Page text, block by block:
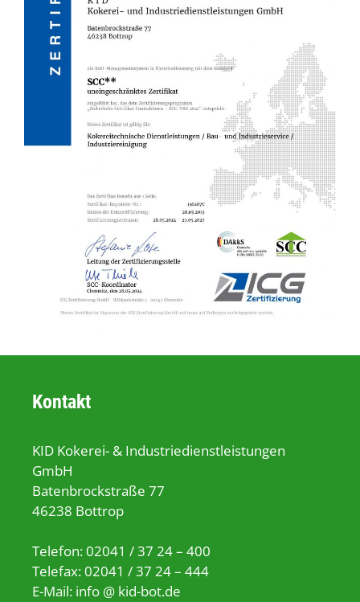
Kontakt
KID Kokerei- & Industriedienstleistungen
GmbH
Batenbrockstraße 77
46238 Bottrop
Telefon: 02041 / 37 24 – 400
Telefax: 02041 / 37 24 – 444
E-Mail: info @ kid-bot.de